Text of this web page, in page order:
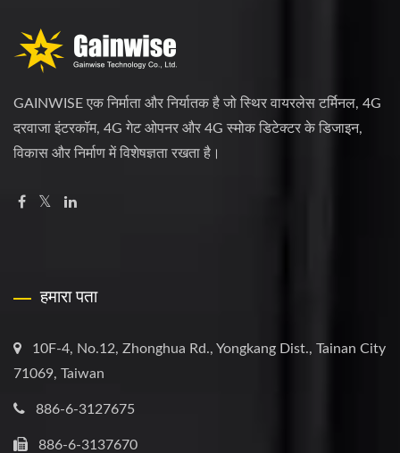
GAINWISE एक निर्माता और निर्यातक है जो स्थिर वायरलेस टर्मिनल, 4G
दरवाजा इंटरकॉम, 4G गेट ओपनर और 4G स्मोक डिटेक्टर के डिजाइन,
विकास और निर्माण में विशेषज्ञता रखता है।
हमारा पता
10F-4, No.12, Zhonghua Rd., Yongkang Dist., Tainan City
71069, Taiwan
886-6-3127675
886-6-3137670